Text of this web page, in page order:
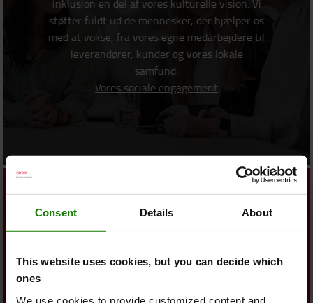
Consent Details About
This website uses cookies, but you can decide which
ones
We use cookies to provide customized content and
inklusion en del af vores kulturelle vision. Vi
støtter fuldt ud de mennesker, der hjælper os
med at vokse, fra vores egne medarbejdere til
leverandører, kunder og vores lokale
samfund.
Vores sociale engagement
gaffeltrucks, løsninger og processer har ét